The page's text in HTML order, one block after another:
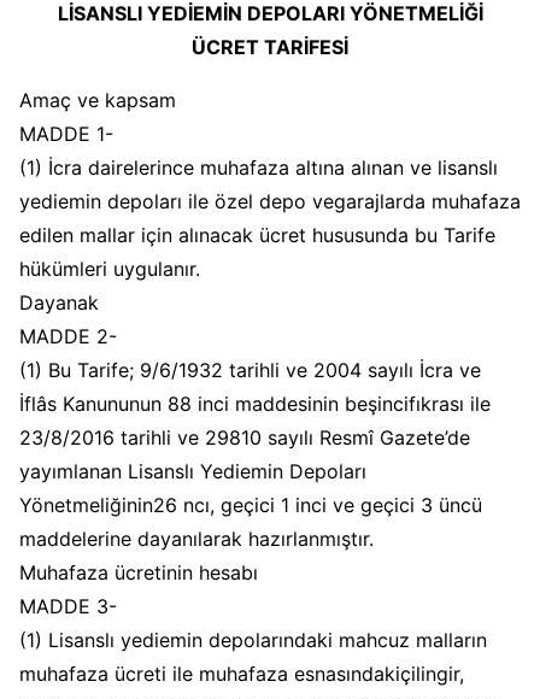
LİSANSLI YEDİEMİN DEPOLARI YÖNETMELİĞİ
ÜCRET TARİFESİ
Amaç ve kapsam
MADDE 1-
(1) İcra dairelerince muhafaza altına alınan ve lisanslı
yediemin depoları ile özel depo vegarajlarda muhafaza
edilen mallar için alınacak ücret hususunda bu Tarife
hükümleri uygulanır.
Dayanak
MADDE 2-
(1) Bu Tarife; 9/6/1932 tarihli ve 2004 sayılı İcra ve
İflâs Kanununun 88 inci maddesinin beşincifıkrası ile
23/8/2016 tarihli ve 29810 sayılı Resmî Gazete’de
yayımlanan Lisanslı Yediemin Depoları
Yönetmeliğinin26 ncı, geçici 1 inci ve geçici 3 üncü
maddelerine dayanılarak hazırlanmıştır.
Muhafaza ücretinin hesabı
MADDE 3-
(1) Lisanslı yediemin depolarındaki mahcuz malların
muhafaza ücreti ile muhafaza esnasındakiçilingir,